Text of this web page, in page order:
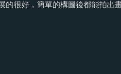
很好，簡單的構圖後都能拍出